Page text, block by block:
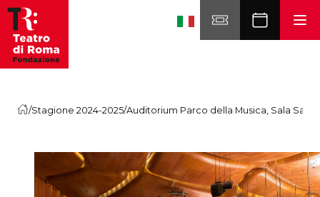
Skip to content
/Stagione 2024-2025/Auditorium Parco della Musica, Sala